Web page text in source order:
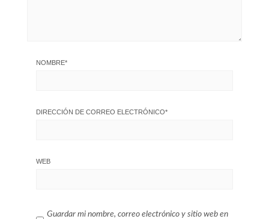
NOMBRE*
DIRECCIÓN DE CORREO ELECTRÓNICO*
WEB
Guardar mi nombre, correo electrónico y sitio web en